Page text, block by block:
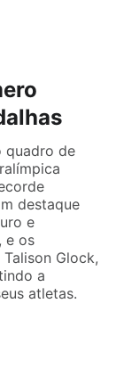
quadro de
destaque
e
e os
Glock,
a
atletas.